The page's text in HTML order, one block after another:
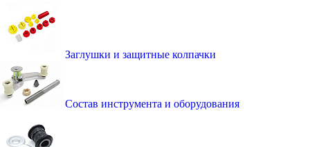
Заглушки и защитные колпачки
Состав инструмента и оборудования